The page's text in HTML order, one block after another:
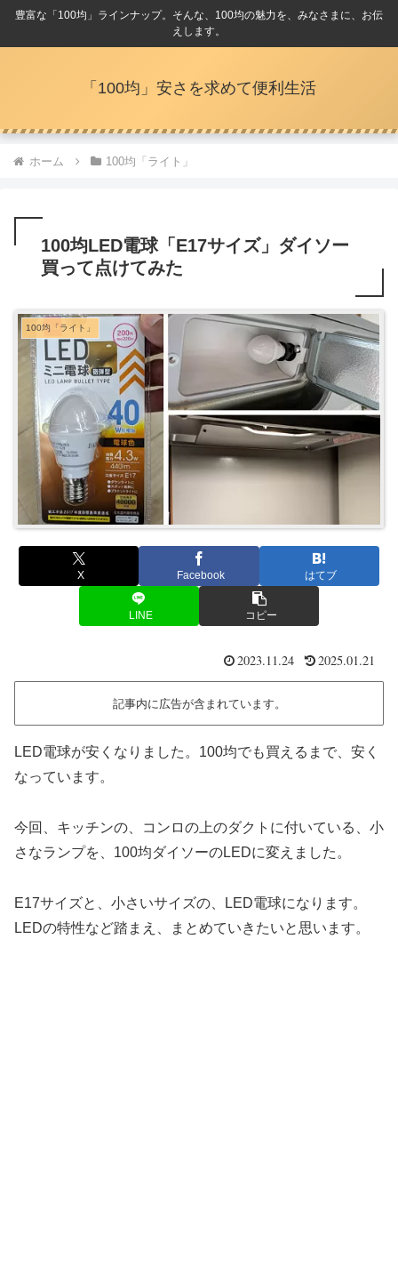
豊富な「100均」ラインナップ。そんな、100均の魅力を、みなさまに、お伝
えします。
「100均」安さを求めて便利生活
ホーム 100均「ライト」
100均LED電球「E17サイズ」ダイソー
買って点けてみた
100均「ライト」
X Facebook はてブ
LINE コピー
2023.11.24 2025.01.21
記事内に広告が含まれています。
LED電球が安くなりました。100均でも買えるまで、安く
なっています。
今回、キッチンの、コンロの上のダクトに付いている、小
さなランプを、100均ダイソーのLEDに変えました。
E17サイズと、小さいサイズの、LED電球になります。
LEDの特性など踏まえ、まとめていきたいと思います。